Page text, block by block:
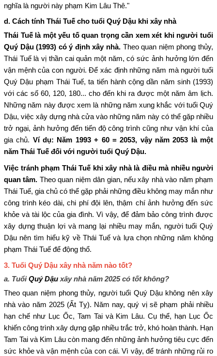
nghĩa là người này phạm Kim Lâu Thê."
d. Cách tính Thái Tuế cho tuổi Quý Dậu khi xây nhà
Thái Tuế là một yếu tố quan trọng cần xem xét khi người tuổi
Quý Dậu (1993) có ý định xây nhà. Theo quan niệm phong thủy,
Thái Tuế là vị thần cai quản một năm, có sức ảnh hưởng lớn đến
vận mệnh của con người. Để xác định những năm mà người tuổi
Quý Dậu phạm Thái Tuế, ta tiến hành cộng dần năm sinh (1993)
với các số 60, 120, 180... cho đến khi ra được một năm âm lịch.
Những năm này được xem là những năm xung khắc với tuổi Quý
Dậu, việc xây dựng nhà cửa vào những năm này có thể gặp nhiều
trở ngại, ảnh hưởng đến tiến độ công trình cũng như vận khí của
gia chủ. Ví dụ: Năm 1993 + 60 = 2053, vậy năm 2053 là một
năm Thái Tuế đối với người tuổi Quý Dậu.
Việc tránh phạm Thái Tuế khi xây nhà là điều mà nhiều người
quan tâm. Theo quan niệm dân gian, nếu xây nhà vào năm phạm
Thái Tuế, gia chủ có thể gặp phải những điều không may mắn như
công trình kéo dài, chi phí đội lên, thậm chí ảnh hưởng đến sức
khỏe và tài lộc của gia đình. Vì vậy, để đảm bảo công trình được
xây dựng thuận lợi và mang lại nhiều may mắn, người tuổi Quý
Dậu nên tìm hiểu kỹ về Thái Tuế và lựa chọn những năm không
phạm Thái Tuế để động thổ.
3. Tuổi Quý Dậu xây nhà năm nào tốt?
a. TuổiQuý Dậu xây nhà năm 2025 có tốt không?
Theo quan niệm phong thủy, người tuổi Quý Dậu không nên xây
nhà vào năm 2025 (Ất Tỵ). Năm nay, quý vị sẽ phạm phải nhiều
hạn chế như Lục Ốc, Tam Tai và Kim Lâu. Cụ thể, hạn Lục Ốc
khiến công trình xây dựng gặp nhiều trắc trở, khó hoàn thành. Hạn
Tam Tai và Kim Lâu còn mang đến những ảnh hưởng tiêu cực đến
sức khỏe và vận mệnh của con cái. Vì vậy, để tránh những rủi ro